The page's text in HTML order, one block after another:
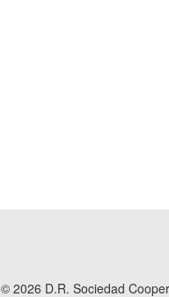
© 2026 D.R. Sociedad